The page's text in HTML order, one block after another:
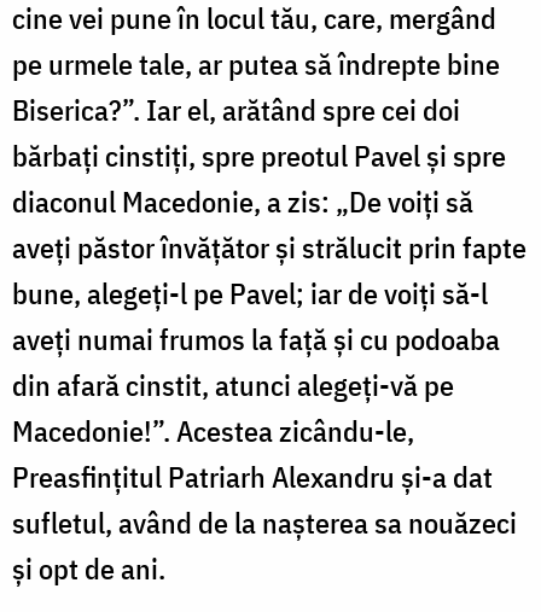
cine vei pune în locul tău, care, mergând
pe urmele tale, ar putea să îndrepte bine
Biserica?”. Iar el, arătând spre cei doi
bărbați cinstiți, spre preotul Pavel și spre
diaconul Macedonie, a zis: „De voiți să
aveți păstor învățător și strălucit prin fapte
bune, alegeți-l pe Pavel; iar de voiți să-l
aveți numai frumos la față și cu podoaba
din afară cinstit, atunci alegeți-vă pe
Macedonie!”. Acestea zicându-le,
Preasfințitul Patriarh Alexandru și-a dat
sufletul, având de la nașterea sa nouăzeci
și opt de ani.